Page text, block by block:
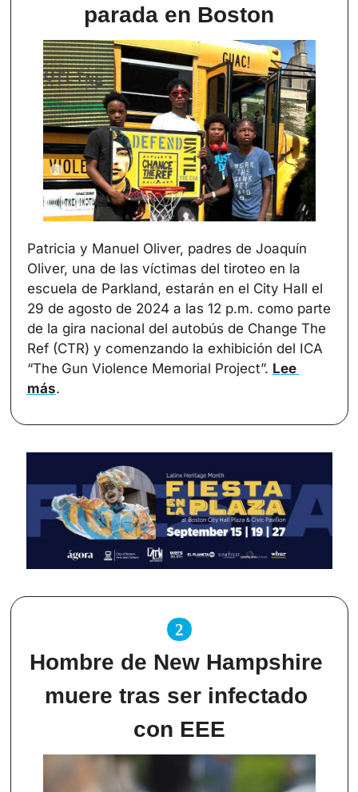
parada en Boston
Patricia y Manuel Oliver, padres de Joaquín
Oliver, una de las víctimas del tiroteo en la
escuela de Parkland, estarán en el City Hall el
29 de agosto de 2024 a las 12 p.m. como parte
de la gira nacional del autobús de Change The
Ref (CTR) y comenzando la exhibición del ICA
“The Gun Violence Memorial Project”. Lee
más.
2
Hombre de New Hampshire
muere tras ser infectado
con EEE